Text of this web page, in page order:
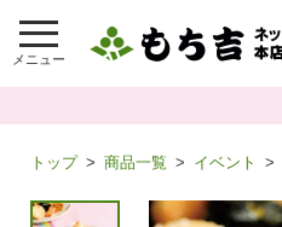
メニュー
トップ 商品一覧 イベント